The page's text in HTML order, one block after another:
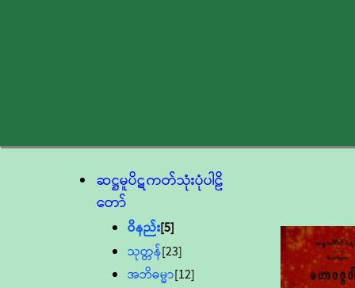
ဆဋ္ဌမူပိဋကတ်သုံးပုံပါဠိ
တော်
ဝိနည်း[5]
သုတ္တန်[23]
အဘိဓမ္မာ[12]